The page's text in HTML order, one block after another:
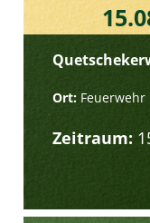
Ort:
Zeitraum: